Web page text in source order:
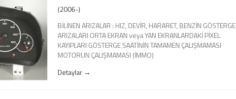
(2006-)
BİLİNEN ARIZALAR : HIZ, DEVİR, HARARET, BENZİN GÖSTERGE
ARIZALARI ORTA EKRAN veya YAN EKRANLARDAKİ PİXEL
KAYIPLARI GÖSTERGE SAATİNİN TAMAMEN ÇALIŞMAMASI
MOTORUN ÇALIŞMAMASI (İMMO)
Detaylar →